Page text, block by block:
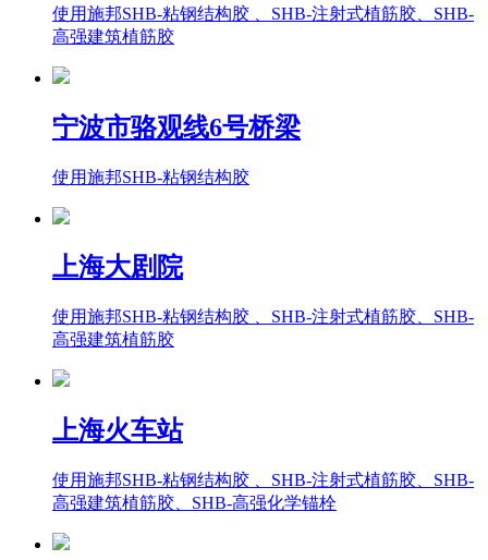
使用施邦SHB-粘钢结构胶 、SHB-注射式植筋胶、SHB-
高强建筑植筋胶
宁波市骆观线6号桥梁
使用施邦SHB-粘钢结构胶
上海大剧院
使用施邦SHB-粘钢结构胶 、SHB-注射式植筋胶、SHB-
高强建筑植筋胶
上海火车站
使用施邦SHB-粘钢结构胶 、SHB-注射式植筋胶、SHB-
高强建筑植筋胶、SHB-高强化学锚栓